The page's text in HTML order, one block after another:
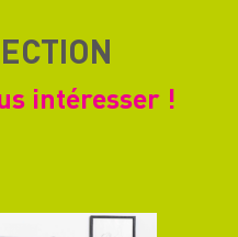
intéresser !